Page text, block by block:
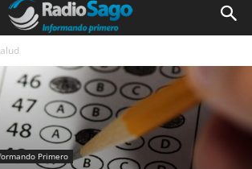
Primero